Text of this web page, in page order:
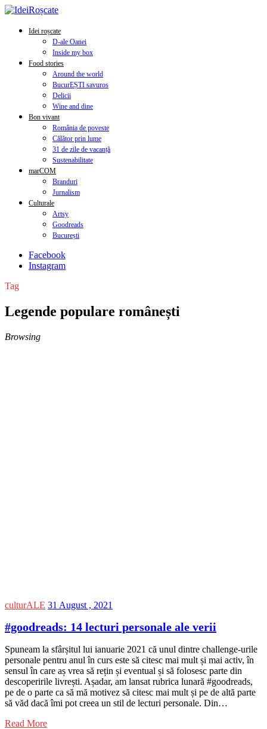
Idei roșcate
D-ale Oanei
Inside my box
Food stories
Around the world
BucurEȘTI savuros
Delicii
Wine and dine
Bon vivant
România de poveste
Călător prin lume
31 de zile de vacanță
Sustenabilitate
marCOM
Branduri
Jurnalism
Culturale
Artsy
Goodreads
București
Facebook
Instagram
Tag
Legende populare românești
Browsing
culturALE 31 August , 2021
#goodreads: 14 lecturi personale ale verii
Spuneam la sfârșitul lui ianuarie 2021 că unul dintre challenge-urile
personale pentru anul în curs este să citesc mai mult și mai activ, în
sensul în care aș vrea să rețin și eventual și să folosesc parte din
descoperirile livrești. Așadar, am lansat rubrica lunară #goodreads,
pe de o parte ca să mă motivez să citesc mai mult și pe de altă parte
să văd dacă îmi pot creea un stil de lecturi personale. Din…
Read More